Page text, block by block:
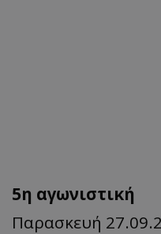
5η αγωνιστική
Παρασκευή